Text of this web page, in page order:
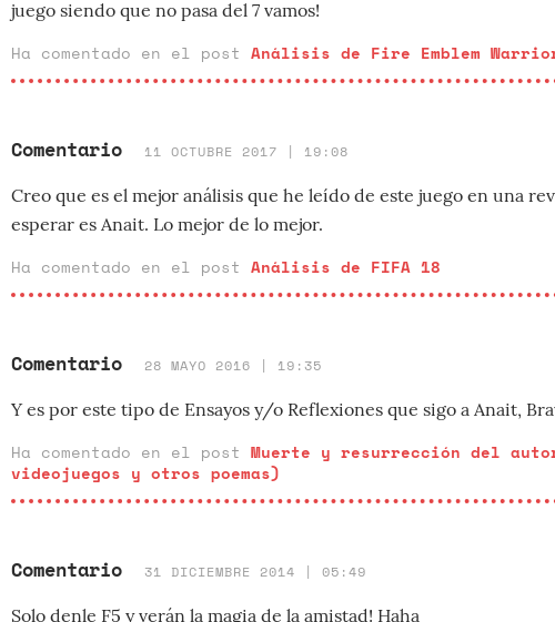
juego siendo que no pasa del 7 vamos!
Ha comentado en el post Análisis de Fire Emblem
Comentario 11 OCTUBRE 2017 | 19:08
Creo que es el mejor análisis que he leído de este juego en una
esperar es Anait. Lo mejor de lo mejor.
Ha comentado en el post Análisis de FIFA 18
Comentario 28 MAYO 2016 | 19:35
Y es por este tipo de Ensayos y/o Reflexiones que sigo a Anait,
Ha comentado en el post Muerte y resurrección del
videojuegos y otros poemas)
Comentario 31 DICIEMBRE 2014 | 05:49
Solo denle F5 y verán la magia de la amistad! Haha